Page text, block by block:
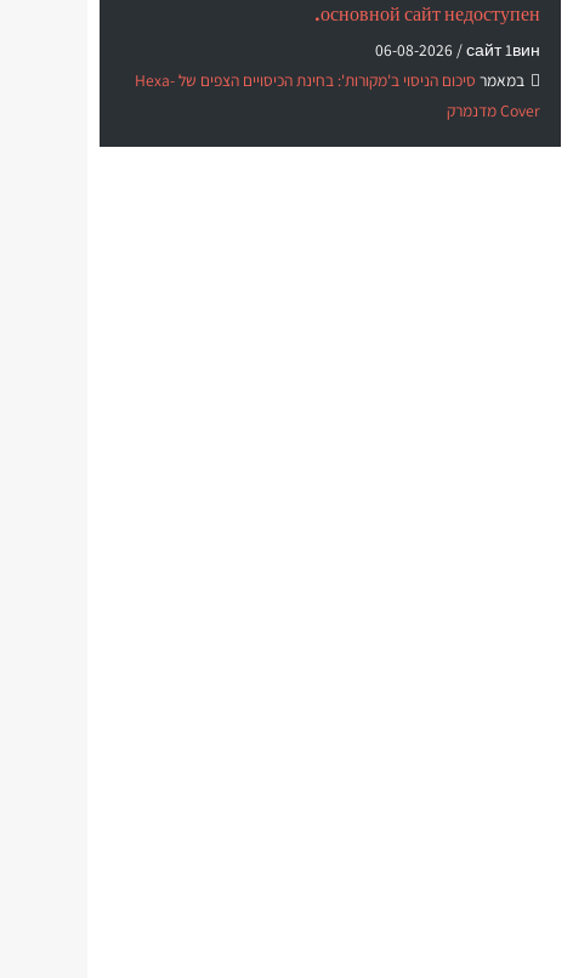
основной сайт недоступен.
сайт 1вин /
06-08-2026
במאמר
סיכום הניסוי ב'מקורות': בחינת הכיסויים הצפים של Hexa-
Cover מדנמרק